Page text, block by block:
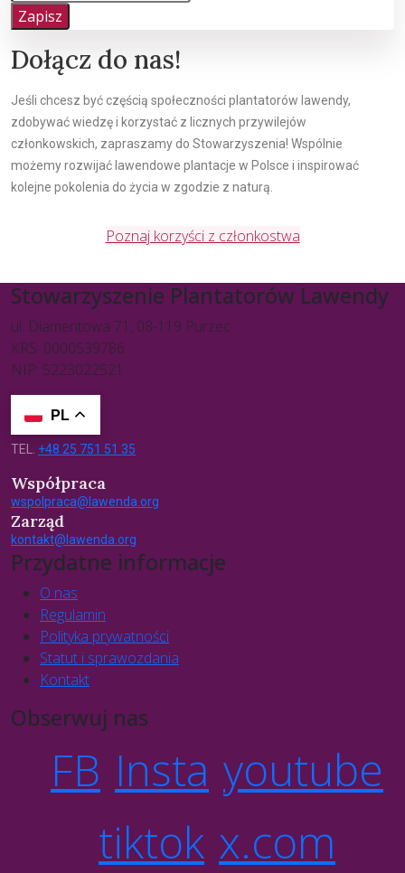
Zapisz
Dołącz do nas!
Jeśli chcesz być częścią społeczności plantatorów lawendy,
zdobywać wiedzę i korzystać z licznych przywilejów
członkowskich, zapraszamy do Stowarzyszenia! Wspólnie
możemy rozwijać lawendowe plantacje w Polsce i inspirować
kolejne pokolenia do życia w zgodzie z naturą.
Poznaj korzyści z członkostwa
Stowarzyszenie Plantatorów Lawendy
ul. Diamentowa 71, 08-119 Purzec
KRS: 0000539786
NIP: 5223022521
PL
TEL. +48 25 751 51 35
Współpraca
wspolpraca@lawenda.org
Zarząd
kontakt@lawenda.org
Przydatne informacje
O nas
Regulamin
Polityka prywatności
Statut i sprawozdania
Kontakt
Obserwuj nas
FB Insta youtube
tiktok x.com